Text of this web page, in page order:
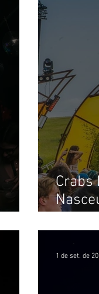
Crabs
1 de set. de